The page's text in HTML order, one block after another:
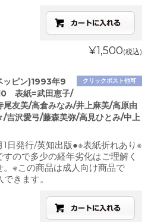
¥1,500(税込)
クリックポスト他可
ピン)1993年9
表紙=武田恵子/
尾友美/高倉みなみ/井上麻美/高原由
/吉沢愛弓/藤森美弥/高見ひとみ/中上
日発行/英知出版●※表紙折れあり※
すので多少の経年劣化はご理解く
。※この商品は成人向け商品で
きます。